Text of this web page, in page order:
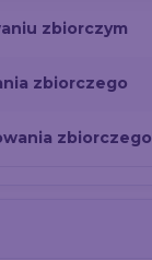
zbiorczym
zbiorczego
zbiorczego